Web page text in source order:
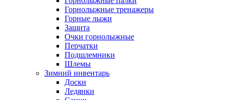
Горнолыжные тренажеры
Горные лыжи
Защита
Очки горнолыжные
Перчатки
Подшлемники
Шлемы
Зимний инвентарь
Доски
Ледянки